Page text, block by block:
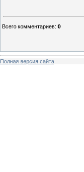
Всего комментариев: 0
Полная версия сайта